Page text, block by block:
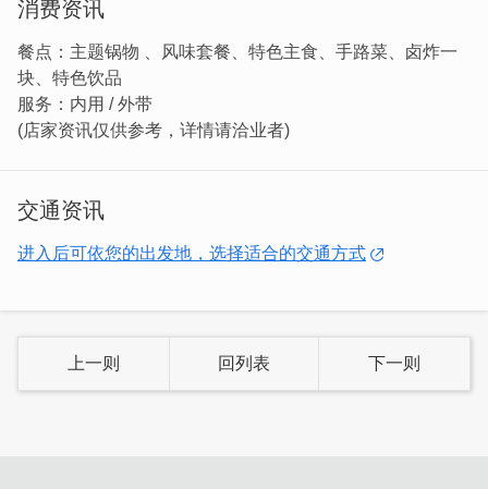
以深色瓷砖、石材桌面及木质元素等异材质，营造多层次且
协调的室内空间，希望带给抵金的朋友们新的用餐体验！吃
村落风景，有包厢需求的你不妨提早打电话询问。
消费资讯
餐点：主题锅物 、风味套餐、特色主食、手路菜、卤炸一
块、特色饮品
服务：内用 / 外带
(店家资讯仅供参考，详情请洽业者)
交通资讯
进入后可依您的出发地，选择适合的交通方式
上一则 回列表 下一则